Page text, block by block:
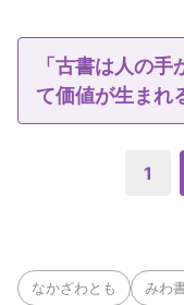
「古書は人の
て価値が生まれ
1
なかざわとも みわ